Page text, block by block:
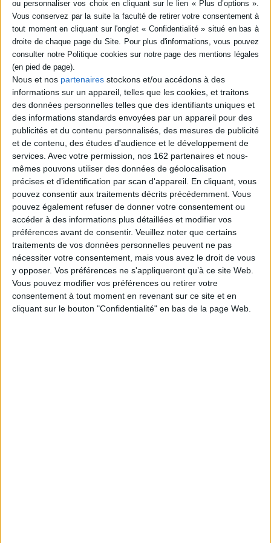
Nous et nos partenaires stockons et/ou accédons à des
informations sur un appareil, telles que les cookies, et traitons
des données personnelles telles que des identifiants uniques et
des informations standards envoyées par un appareil pour des
publicités et du contenu personnalisés, des mesures de publicité
et de contenu, des études d'audience et le développement de
services. Avec votre permission, nos 162 partenaires et nous-
mêmes pouvons utiliser des données de géolocalisation
précises et d’identification par scan d'appareil. En cliquant, vous
pouvez consentir aux traitements décrits précédemment. Vous
pouvez également refuser de donner votre consentement ou
accéder à des informations plus détaillées et modifier vos
préférences avant de consentir. Veuillez noter que certains
traitements de vos données personnelles peuvent ne pas
nécessiter votre consentement, mais vous avez le droit de vous
y opposer. Vos préférences ne s'appliqueront qu’à ce site Web.
Vous pouvez modifier vos préférences ou retirer votre
consentement à tout moment en revenant sur ce site et en
cliquant sur le bouton "Confidentialité" en bas de la page Web.
Résumé
Gauthier sent qu'un petit pet va vite arriver. Il cherche donc un endroit
discret où se cacher... ©Electre 2026
Fiche Technique
Paru le : 04/11/2009
Thématique :
Albums de 3 à 6 ans
Auteur(s) :Auteur :Géraldine ColletAuteur (illustrateur) :Arnaud Boutin
Éditeur(s) :P'tit Glénat
Série(s) : Non précisé.
ISBN : 978-2-7234-7161-9
EAN13 : 9782723471619
Reliure : Cartonné
Pages :32
Hauteur: 25.0 cm / Largeur 21.0 cm
Épaisseur: 0.8 cm
Poids: 336 g